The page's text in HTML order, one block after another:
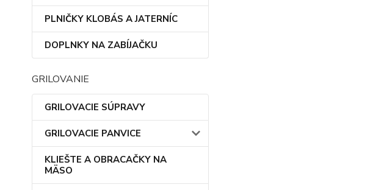
PLNIČKY KLOBÁS A JATERNÍC
DOPLNKY NA ZABÍJAČKU
GRILOVANIE
GRILOVACIE SÚPRAVY
GRILOVACIE PANVICE
KLIEŠTE A OBRACAČKY NA
MÄSO